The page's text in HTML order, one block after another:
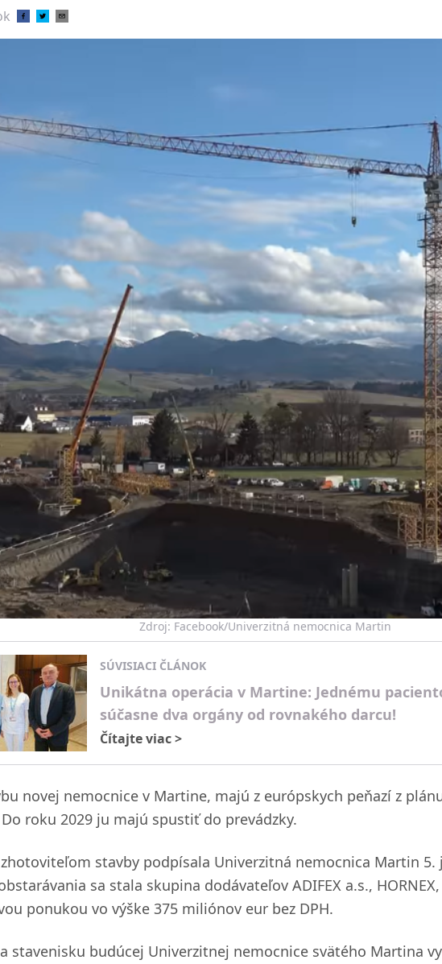
Zdroj: Facebook/Univerzitná nemocnica Martin
SÚVISIACI ČLÁNOK
Unikátna operácia v Martine: Jednému
súčasne dva orgány od rovnakého darcu!
Čítajte viac>
novej nemocnice v Martine, majú z európskych peňazí z
roku 2029 ju majú spustiť do prevádzky.
stavby podpísala Univerzitná nemocnica Martin 5.
sa stala skupina dodávateľov ADIFEX a.s., HORNEX,
ponukou vo výške 375 miliónov eur bez DPH.
stavenisku budúcej Univerzitnej nemocnice svätého Martina